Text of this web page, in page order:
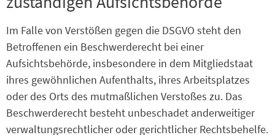
Im Falle von Verstößen gegen die DSGVO steht den
Betroffenen ein Beschwerderecht bei einer
Aufsichtsbehörde, insbesondere in dem Mitgliedstaat
ihres gewöhnlichen Aufenthalts, ihres Arbeitsplatzes
oder des Orts des mutmaßlichen Verstoßes zu. Das
Beschwerderecht besteht unbeschadet anderweitiger
verwaltungsrechtlicher oder gerichtlicher Rechtsbehelfe.